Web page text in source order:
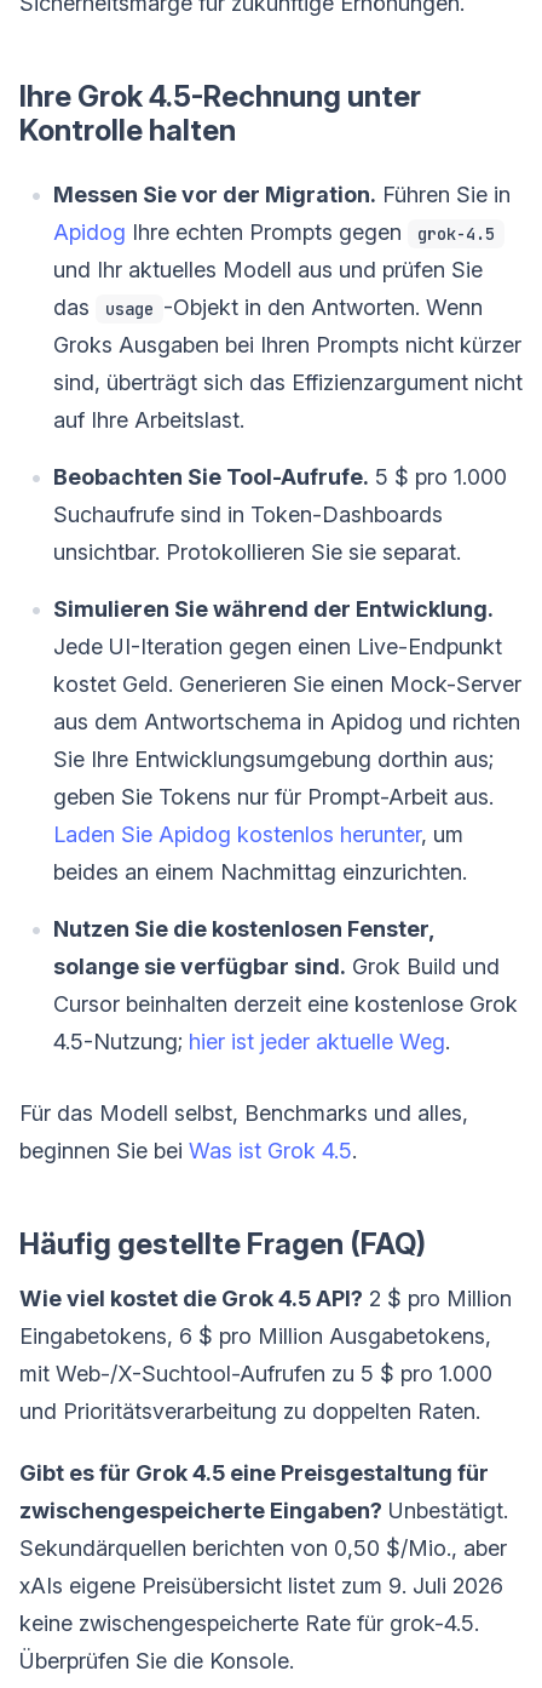
Ihre Grok 4.5-Rechnung unter
Kontrolle halten
Messen Sie vor der Migration. Führen Sie in
Apidog Ihre echten Prompts gegen grok-4.5
und Ihr aktuelles Modell aus und prüfen Sie
das
usage -Objekt in den Antworten. Wenn
Groks Ausgaben bei Ihren Prompts nicht kürzer
sind, überträgt sich das Effizienzargument nicht
auf Ihre Arbeitslast.
Beobachten Sie Tool-Aufrufe. 5 $ pro 1.000
Suchaufrufe sind in Token-Dashboards
unsichtbar. Protokollieren Sie sie separat.
Simulieren Sie während der Entwicklung.
Jede UI-Iteration gegen einen Live-Endpunkt
kostet Geld. Generieren Sie einen Mock-Server
aus dem Antwortschema in Apidog und richten
Sie Ihre Entwicklungsumgebung dorthin aus;
geben Sie Tokens nur für Prompt-Arbeit aus.
Laden Sie Apidog kostenlos herunter, um
beides an einem Nachmittag einzurichten.
Nutzen Sie die kostenlosen Fenster,
solange sie verfügbar sind. Grok Build und
Cursor beinhalten derzeit eine kostenlose Grok
4.5-Nutzung; hier ist jeder aktuelle Weg.
Für das Modell selbst, Benchmarks und alles,
beginnen Sie bei Was ist Grok 4.5.
Häufig gestellte Fragen (FAQ)
Wie viel kostet die Grok 4.5 API? 2 $ pro Million
Eingabetokens, 6 $ pro Million Ausgabetokens,
mit Web-/X-Suchtool-Aufrufen zu 5 $ pro 1.000
und Prioritätsverarbeitung zu doppelten Raten.
Gibt es für Grok 4.5 eine Preisgestaltung für
zwischengespeicherte Eingaben? Unbestätigt.
Sekundärquellen berichten von 0,50 $/Mio., aber
xAIs eigene Preisübersicht listet zum 9. Juli 2026
keine zwischengespeicherte Rate für grok-4.5.
Überprüfen Sie die Konsole.